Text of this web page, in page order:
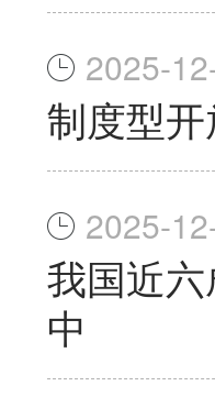
2025-
制度型
2025-
我国近
中